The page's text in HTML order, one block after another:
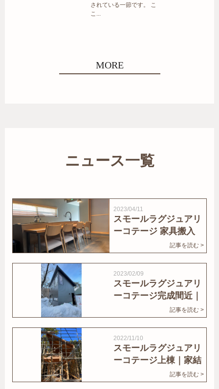
されている一節です。 こ
こ...
MORE
ニュース一覧
2023/04/11
スモールラグジュアリ
ーコテージ 家具搬入
記事を読む >
2023/02/09
スモールラグジュアリ
ーコテージ完成間近｜
記事を読む >
2022/11/10
スモールラグジュアリ
ーコテージ上棟｜家結
記事を読む >